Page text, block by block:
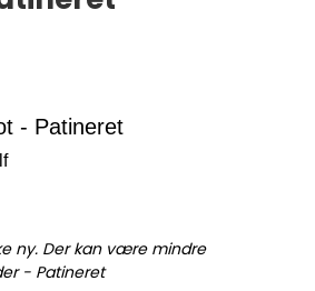
- Patineret
ny. Der kan være mindre
- Patineret